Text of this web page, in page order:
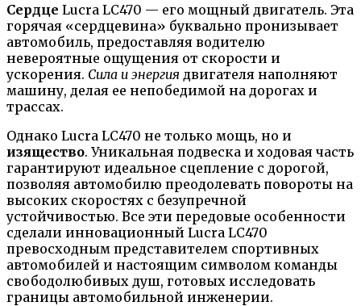
Сердце Lucra LC470 — его мощный двигатель. Эта
горячая «сердцевина» буквально пронизывает
автомобиль, предоставляя водителю
невероятные ощущения от скорости и
ускорения. Сила и энергия двигателя наполняют
машину, делая ее непобедимой на дорогах и
трассах.
Однако Lucra LC470 не только мощь, но и
изящество. Уникальная подвеска и ходовая часть
гарантируют идеальное сцепление с дорогой,
позволяя автомобилю преодолевать повороты на
высоких скоростях с безупречной
устойчивостью. Все эти передовые особенности
сделали инновационный Lucra LC470
превосходным представителем спортивных
автомобилей и настоящим символом команды
свободолюбивых душ, готовых исследовать
границы автомобильной инженерии.